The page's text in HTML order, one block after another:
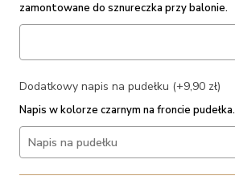
zamontowane do sznureczka przy balonie.
Dodatkowy napis na pudełku (+9,90 zł)
Napis w kolorze czarnym na froncie pudełka.